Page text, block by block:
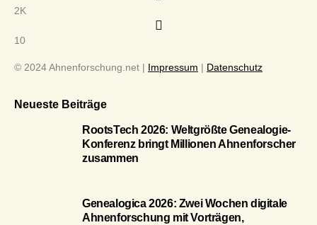
2K
10
© 2024 Ahnenforschung.net | Impressum | Datenschutz
Neueste Beiträge
RootsTech 2026: Weltgrößte Genealogie-
Konferenz bringt Millionen Ahnenforscher
zusammen
Genealogica 2026: Zwei Wochen digitale
Ahnenforschung mit Vorträgen,